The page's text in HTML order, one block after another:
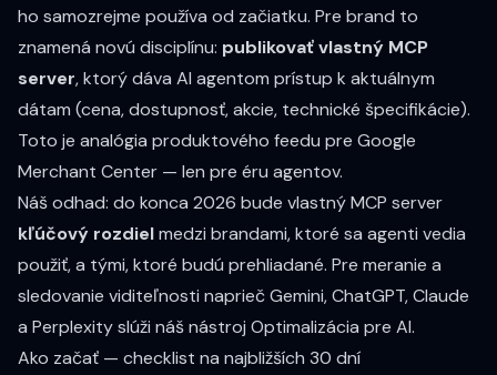
ho samozrejme používa od začiatku. Pre brand to
znamená novú disciplínu: publikovať vlastný MCP
server, ktorý dáva AI agentom prístup k aktuálnym
dátam (cena, dostupnosť, akcie, technické špecifikácie).
Toto je analógia produktového feedu pre Google
Merchant Center — len pre éru agentov.
Náš odhad: do konca 2026 bude vlastný MCP server
kľúčový rozdielmedzi brandami, ktoré sa agenti vedia
použiť, a tými, ktoré budú prehliadané. Pre meranie a
sledovanie viditeľnosti naprieč Gemini, ChatGPT, Claude
a Perplexity slúži náš nástroj Optimalizácia pre AI.
Ako začať — checklist na najbližších 30 dní